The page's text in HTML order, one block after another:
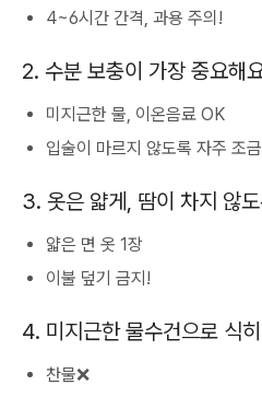
4~6시간 간격, 과용 주의!
2. 수분 보충이 가장 중요해
미지근한 물, 이온음료 OK
입술이 마르지 않도록 자주 조
3. 옷은 얇게, 땀이 차지 않
얇은 면 옷 1장
이불 덮기 금지!
4. 미지근한 물수건으로 식히
찬물❌